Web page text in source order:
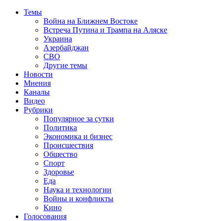
Темы
Война на Ближнем Востоке
Встреча Путина и Трампа на Аляске
Украина
Азербайджан
СВО
Другие темы
Новости
Мнения
Каналы
Видео
Рубрики
Популярное за сутки
Политика
Экономика и бизнес
Происшествия
Общество
Спорт
Здоровье
Еда
Наука и технологии
Войны и конфликты
Кино
Голосования